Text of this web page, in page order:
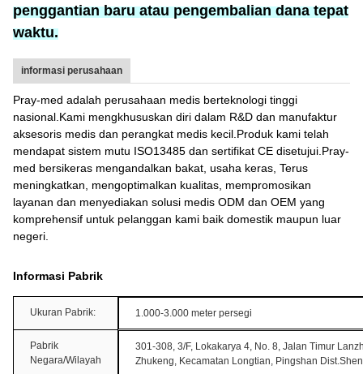
penggantian baru atau pengembalian dana tepat
waktu.
informasi perusahaan
Pray-med adalah perusahaan medis berteknologi tinggi
nasional.Kami mengkhususkan diri dalam R&D dan manufaktur
aksesoris medis dan perangkat medis kecil.Produk kami telah
mendapat sistem mutu ISO13485 dan sertifikat CE disetujui.Pray-
med bersikeras mengandalkan bakat, usaha keras, Terus
meningkatkan, mengoptimalkan kualitas, mempromosikan
layanan dan menyediakan solusi medis ODM dan OEM yang
komprehensif untuk pelanggan kami baik domestik maupun luar
negeri.
Informasi Pabrik
Ukuran Pabrik: 1.000-3.000 meter persegi
Pabrik
Negara/Wilayah
301-308, 3/F, Lokakarya 4, No. 8, Jalan Timur
Zhukeng, Kecamatan Longtian, Pingshan